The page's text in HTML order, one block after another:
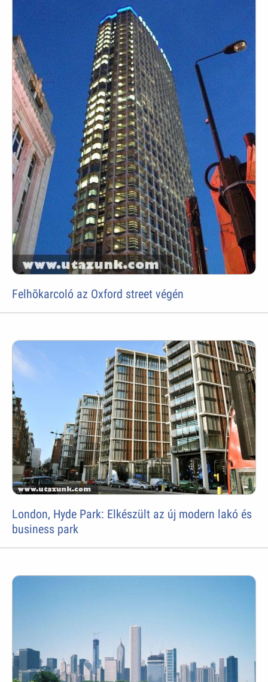
Felhõkarcoló az Oxford street végén
London, Hyde Park: Elkészült az új modern lakó és
business park